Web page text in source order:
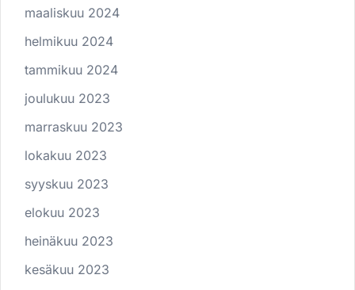
maaliskuu 2024
helmikuu 2024
tammikuu 2024
joulukuu 2023
marraskuu 2023
lokakuu 2023
syyskuu 2023
elokuu 2023
heinäkuu 2023
kesäkuu 2023